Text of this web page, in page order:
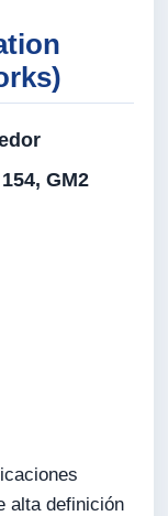
GM2
alta definición